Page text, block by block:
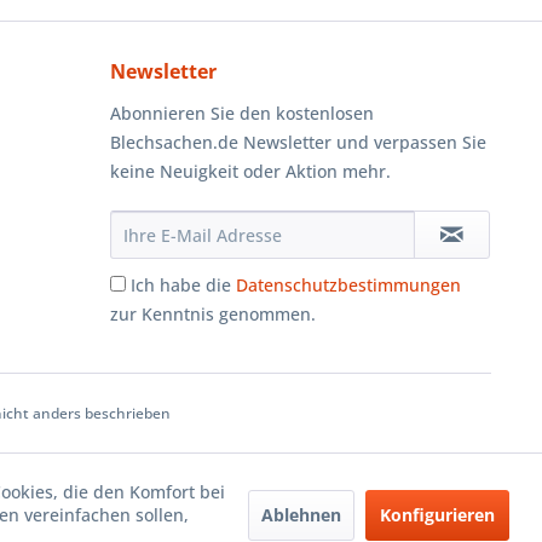
Newsletter
Abonnieren Sie den kostenlosen
Blechsachen.de Newsletter und verpassen Sie
keine Neuigkeit oder Aktion mehr.
Ich habe die Datenschutzbestimmungen
zur Kenntnis genommen.
anders beschrieben
die den Komfort bei
vereinfachen sollen,
Ablehnen Konfigurieren